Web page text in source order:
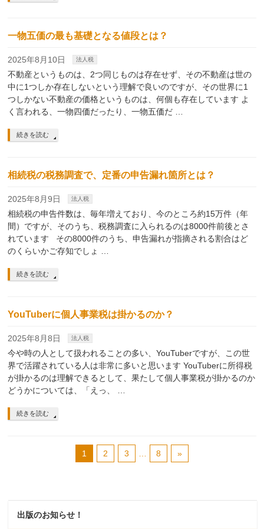
一物五価の最も基礎となる値段とは？
2025年8月10日 法人税
不動産というものは、2つ同じものは存在せず、その不動産は世の
中に1つしか存在しないという理解で良いのですが、その世界に1
つしかない不動産の価格というものは、何個も存在しています よ
く言われる、一物四価だったり、一物五価だ …
続きを読む
相続税の税務調査で、定番の申告漏れ箇所とは？
2025年8月9日 法人税
相続税の申告件数は、毎年増えており、今のところ約15万件（年
間）ですが、そのうち、税務調査に入られるのは8000件前後とさ
れています その8000件のうち、申告漏れが指摘される割合はど
のくらいかご存知でしょ …
続きを読む
YouTuberに個人事業税は掛かるのか？
2025年8月8日 法人税
今や時の人として扱われることの多い、YouTuberですが、この世
界で活躍されている人は非常に多いと思います YouTuberに所得税
が掛かるのは理解できるとして、果たして個人事業税が掛かるのか
どうかについては、「えっ、 …
続きを読む
1 2 3 8 »
出版のお知らせ！